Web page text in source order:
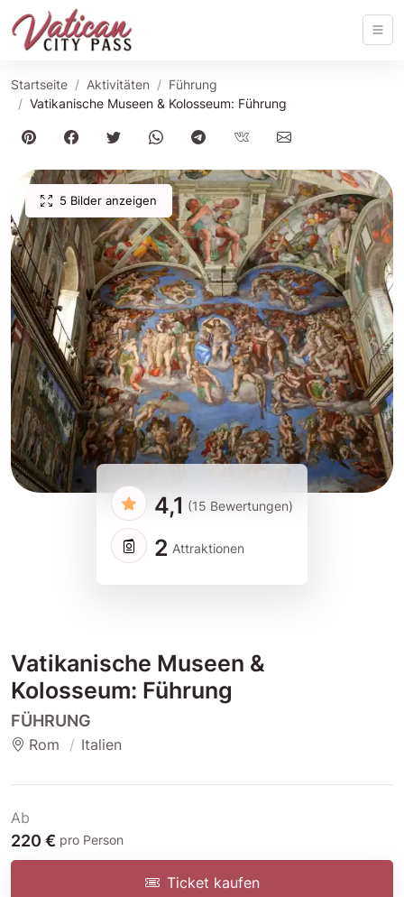
Startseite Aktivitäten
Führung
Vatikanische Museen & Kolosseum: Führung
5 Bilder anzeigen
4,1 (15 Bewertungen)
2 Attraktionen
Vatikanische Museen &
Kolosseum: Führung
FÜHRUNG
Rom Italien
Ab
220 € pro Person
Ticket kaufen